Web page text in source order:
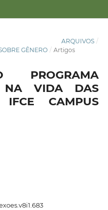
ARQUIVOS /
GÊNERO / Artigos
PROGRAMA
NA VIDA DAS
IFCE CAMPUS